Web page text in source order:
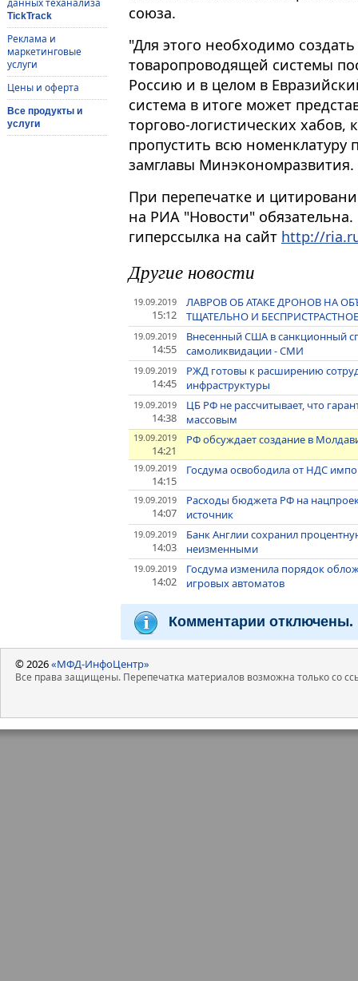
данных теханализа
TickTrack
Реклама и
маркетинговые
услуги
Цены и оферта
Все продукты и
услуги
союза.
"Для этого необходимо
товаропроводящей системы
Россию и в целом в
система в итоге может
торгово-логистических хабов,
пропустить всю номенклатуру
замглавы Минэкономразвития.
При перепечатке и
на РИА "Новости"
гиперссылка на сайт http://
Другие новости
19.09.2019
15:12
ЛАВРОВ ОБ АТАКЕ ДРОНОВ НА
ТЩАТЕЛЬНО И
19.09.2019
14:55
Внесенный США в санкционный
самоликвидации - СМИ
19.09.2019
14:45
РЖД готовы к расширению
инфраструктуры
19.09.2019
14:38
ЦБ РФ не рассчитывает, что
массовым
19.09.2019
14:21
РФ обсуждает создание в
19.09.2019
14:15
Госдума освободила от НДС
19.09.2019
14:07
Расходы бюджета РФ на
источник
19.09.2019
14:03
Банк Англии сохранил
неизменными
19.09.2019
14:02
Госдума изменила порядок
игровых автоматов
Комментарии отключены.
© 2026«МФД-ИнфоЦентр»
Все права защищены. Перепечатка материалов возможна только со